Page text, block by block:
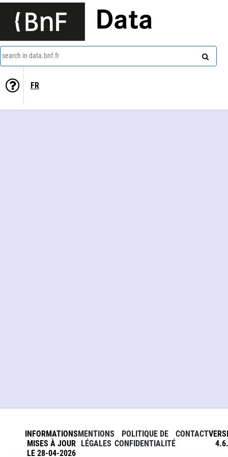
Data
search in data.bnf.fr
FR
INFORMATIONS
MISES À JOUR
LE 28-04-2026
MENTIONS
LÉGALES
POLITIQUE DE
CONFIDENTIALITÉ
CONTACT